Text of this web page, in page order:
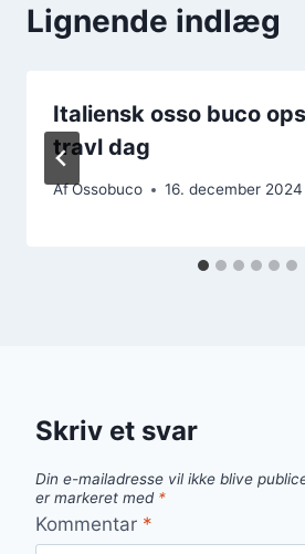
Lignende indlæg
Italiensk osso buco
travl dag
AfOssobuco 16. december 2024
Skriv et svar
Din e-mailadresse vil ikke blive
er markeret med *
Kommentar *